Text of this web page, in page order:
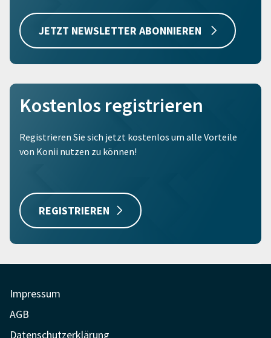
JETZT NEWSLETTER ABONNIEREN
Kostenlos registrieren
Registrieren Sie sich jetzt kostenlos um alle Vorteile
von Konii nutzen zu können!
REGISTRIEREN
Impressum
AGB
Datenschutzerklärung